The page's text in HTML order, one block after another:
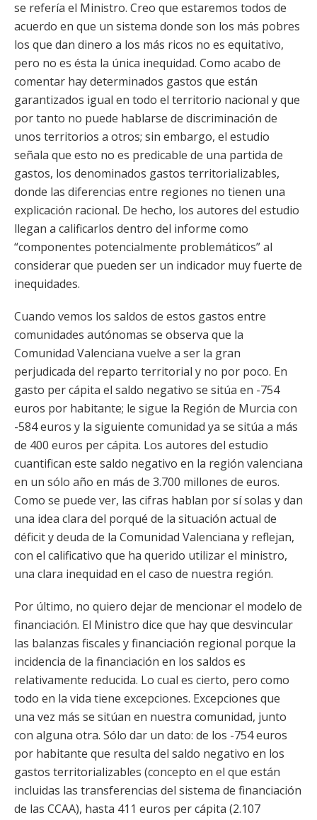
se refería el Ministro. Creo que estaremos todos de
acuerdo en que un sistema donde son los más pobres
los que dan dinero a los más ricos no es equitativo,
pero no es ésta la única inequidad. Como acabo de
comentar hay determinados gastos que están
garantizados igual en todo el territorio nacional y que
por tanto no puede hablarse de discriminación de
unos territorios a otros; sin embargo, el estudio
señala que esto no es predicable de una partida de
gastos, los denominados gastos territorializables,
donde las diferencias entre regiones no tienen una
explicación racional. De hecho, los autores del estudio
llegan a calificarlos dentro del informe como
“componentes potencialmente problemáticos” al
considerar que pueden ser un indicador muy fuerte de
inequidades.
Cuando vemos los saldos de estos gastos entre
comunidades autónomas se observa que la
Comunidad Valenciana vuelve a ser la gran
perjudicada del reparto territorial y no por poco. En
gasto per cápita el saldo negativo se sitúa en -754
euros por habitante; le sigue la Región de Murcia con
-584 euros y la siguiente comunidad ya se sitúa a más
de 400 euros per cápita. Los autores del estudio
cuantifican este saldo negativo en la región valenciana
en un sólo año en más de 3.700 millones de euros.
Como se puede ver, las cifras hablan por sí solas y dan
una idea clara del porqué de la situación actual de
déficit y deuda de la Comunidad Valenciana y reflejan,
con el calificativo que ha querido utilizar el ministro,
una clara inequidad en el caso de nuestra región.
Por último, no quiero dejar de mencionar el modelo de
financiación. El Ministro dice que hay que desvincular
las balanzas fiscales y financiación regional porque la
incidencia de la financiación en los saldos es
relativamente reducida. Lo cual es cierto, pero como
todo en la vida tiene excepciones. Excepciones que
una vez más se sitúan en nuestra comunidad, junto
con alguna otra. Sólo dar un dato: de los -754 euros
por habitante que resulta del saldo negativo en los
gastos territorializables (concepto en el que están
incluidas las transferencias del sistema de financiación
de las CCAA), hasta 411 euros per cápita (2.107